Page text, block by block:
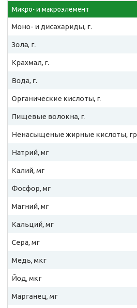
Микро- и макроэлемент
Моно- и дисахариды, г.
Зола, г.
Крахмал, г.
Вода, г.
Органические кислоты, г.
Пищевые волокна, г.
Ненасыщеные жирные кислоты, гр
Натрий, мг
Калий, мг
Фосфор, мг
Магний, мг
Кальций, мг
Сера, мг
Медь, мкг
Йод, мкг
Марганец, мг